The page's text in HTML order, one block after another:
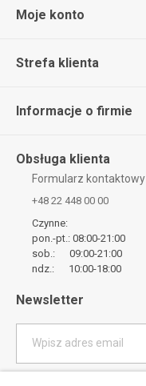
Moje konto
Strefa klienta
Informacje o firmie
Obsługa klienta
Formularz kontaktowy
+48 22 448 00 00
Czynne:
pon.-pt.: 08:00-21:00
sob.: 09:00-21:00
ndz.: 10:00-18:00
Newsletter
Wpisz adres email